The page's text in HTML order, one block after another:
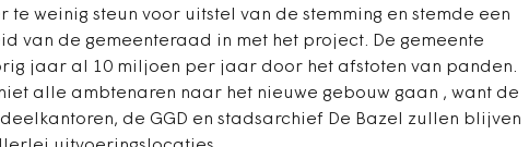
te weinig steun voor uitstel van de stemming en stemde een
van de gemeenteraad in met het project. De gemeente
jaar al 10 miljoen per jaar door het afstoten van panden.
alle ambtenaren naar het nieuwe gebouw gaan , want de
de GGD en stadsarchief De Bazel zullen blijven